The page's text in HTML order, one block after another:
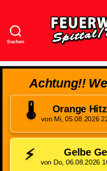
Suchen
Achtung!!
🌡️ Orange
von Mi, 05.08.2026
⚡ Gelbe
von Do, 06.08.2026